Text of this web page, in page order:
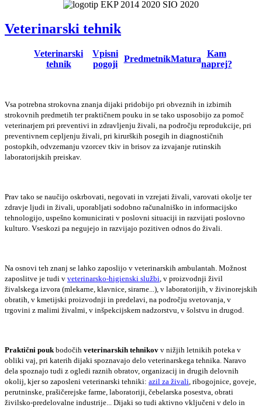
Veterinarski tehnik
Veterinarski
tehnik
Vpisni
pogoji
PredmetnikMatura
Kam
naprej?
Vsa potrebna strokovna znanja dijaki pridobijo pri obveznih in izbirnih
strokovnih predmetih ter praktičnem pouku in se tako usposobijo za pomoč
veterinarjem pri preventivi in zdravljenju živali, na področju reprodukcije, pri
preventivnem cepljenju živali, pri kirurških posegih in diagnostičnih
postopkih, odvzemanju vzorcev tkiv in brisov za izvajanje rutinskih
laboratorijskih preiskav.
Prav tako se naučijo oskrbovati, negovati in vzrejati živali, varovati okolje ter
zdravje ljudi in živali, uporabljati sodobno računalniško in informacijsko
tehnologijo, uspešno komunicirati v poslovni situaciji in razvijati poslovno
kulturo. Vseskozi pa negujejo in razvijajo pozitiven odnos do živali.
Na osnovi teh znanj se lahko zaposlijo v veterinarskih ambulantah. Možnost
zaposlitve je tudi v veterinarsko-higienski službi, v proizvodnji živil
živalskega izvora (mlekarne, klavnice, sirarne...), v laboratorijih, v živinorejskih
obratih, v kmetijski proizvodnji in predelavi, na področju svetovanja, v
trgovini z malimi živalmi, v inšpekcijskem nadzorstvu, v šolstvu in drugod.
Praktični poukbodočih veterinarskih tehnikov v nižjih letnikih poteka v
obliki vaj, pri katerih dijaki spoznavajo delo veterinarskega tehnika. Naravo
dela spoznajo tudi z ogledi raznih obratov, organizacij in drugih delovnih
okolij, kjer so zaposleni veterinarski tehniki: azil za živali, ribogojnice, goveje,
perutninske, prašičerejske farme, laboratoriji, čebelarska posestva, obrati
živilsko-predelovalne industrije... Dijaki so tudi aktivno vključeni v delo in